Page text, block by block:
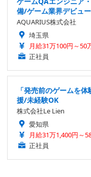
備/ゲーム業界デビュ
AQUARIUS株式会社
埼玉県
月給31万100円～50
正社員
「発売前のゲームを
援/未経験OK
株式会社Le Lien
愛知県
月給31万1,400円～
正社員